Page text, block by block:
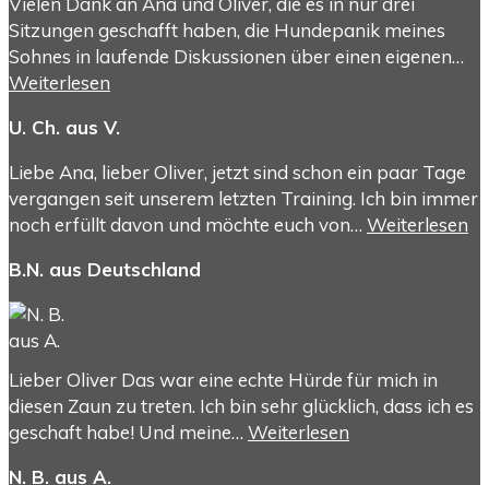
Sitzungen geschafft haben, die Hundepanik meines
Sohnes in laufende Diskussionen über einen eigenen…
Weiterlesen
U. Ch. aus V.
Liebe Ana, lieber Oliver, jetzt sind schon ein paar Tage
vergangen seit unserem letzten Training. Ich bin immer
noch erfüllt davon und möchte euch von… Weiterlesen
B.N. aus Deutschland
Lieber Oliver Das war eine echte Hürde für mich in
diesen Zaun zu treten. Ich bin sehr glücklich, dass ich es
geschaft habe! Und meine… Weiterlesen
N. B. aus A.